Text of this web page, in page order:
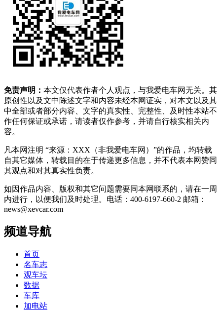
免责声明： 本文仅代表作者个人观点，与我爱电车网无关。其
原创性以及文中陈述文字和内容未经本网证实，对本文以及其
中全部或者部分内容、文字的真实性、完整性、及时性本站不
作任何保证或承诺，请读者仅作参考，并请自行核实相关内
容。
凡本网注明 “来源：XXX（非我爱电车网）”的作品，均转载
自其它媒体，转载目的在于传递更多信息，并不代表本网赞同
其观点和对其真实性负责。
如因作品内容、版权和其它问题需要同本网联系的，请在一周
内进行，以便我们及时处理。电话：400-6197-660-2 邮箱：
news@xevcar.com
频道导航
首页
名车志
观车坛
数据
车库
加电站